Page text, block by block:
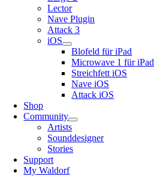
Lector
Nave Plugin
Attack 3
iOS
Blofeld für iPad
Microwave 1 für iPad
Streichfett iOS
Nave iOS
Attack iOS
Shop
Community
Artists
Sounddesigner
Stories
Support
My Waldorf